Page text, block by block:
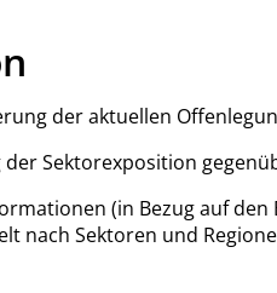
der aktuellen
Sektorexposition
(in Bezug auf
nach Sektoren und